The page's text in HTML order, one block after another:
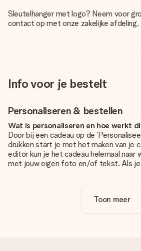
Sleutelhanger met logo? Neem voor
contact op met onze zakelijke afdeling.
Info voor je bestelt
Personaliseren & bestellen
Wat is personaliseren en hoe werkt
Door bij een cadeau op de
drukken start je met het maken van je
editor kun je het cadeau helemaal naar
met jouw eigen foto en/of tekst. Als je
Is personalisatie in de prijs
De prijs die op de website wordt
Toon meer